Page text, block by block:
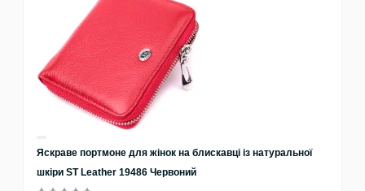
Яскраве портмоне для жінок на блискавці із натуральної
шкіри ST Leather 19486 Червоний